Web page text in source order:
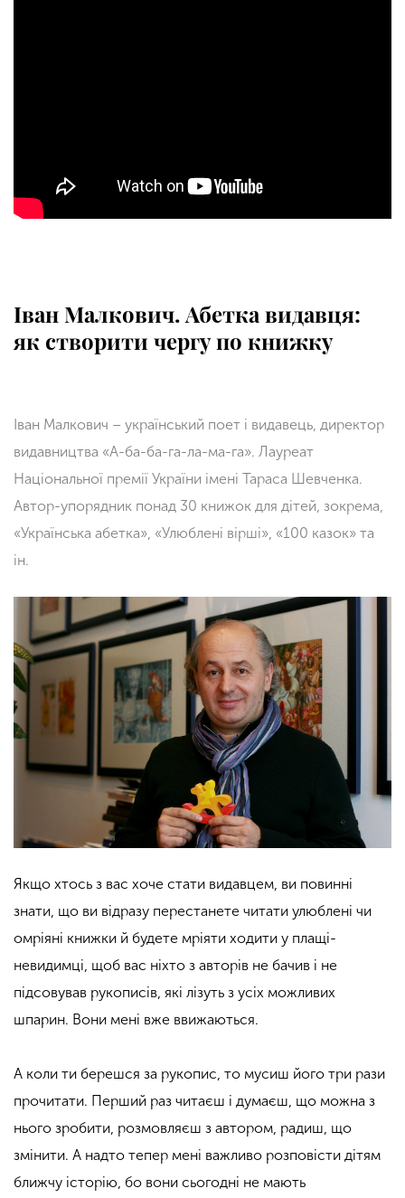
Іван Малкович. Абетка видавця:
як створити чергу по книжку
Іван Малкович – український поет і видавець, директор
видавництва «А-ба-ба-га-ла-ма-га». Лауреат
Національної премії України імені Тараса Шевченка.
Автор-упорядник понад 30 книжок для дітей, зокрема,
«Українська абетка», «Улюблені вірші», «100 казок» та
ін.
Якщо хтось з вас хоче стати видавцем, ви повинні
знати, що ви відразу перестанете читати улюблені чи
омріяні книжки й будете мріяти ходити у плащі-
невидимці, щоб вас ніхто з авторів не бачив і не
підсовував рукописів, які лізуть з усіх можливих
шпарин. Вони мені вже ввижаються.
А коли ти берешся за рукопис, то мусиш його три рази
прочитати. Перший раз читаєш і думаєш, що можна з
нього зробити, розмовляєш з автором, радиш, що
змінити. А надто тепер мені важливо розповісти дітям
ближчу історію, бо вони сьогодні не мають